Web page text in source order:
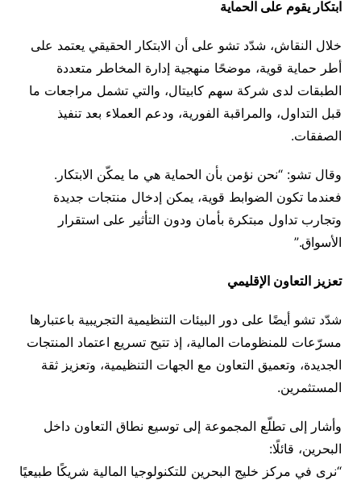
ابتكار يقوم على الحماية
خلال النقاش، شدّد تشو على أن الابتكار الحقيقي يعتمد على
أطر حماية قوية، موضحًا منهجية إدارة المخاطر متعددة
الطبقات لدى شركة سهم كابيتال، والتي تشمل مراجعات ما
قبل التداول، والمراقبة الفورية، ودعم العملاء بعد تنفيذ
الصفقات.
وقال تشو: “نحن نؤمن بأن الحماية هي ما يمكّن الابتكار.
فعندما تكون الضوابط قوية، يمكن إدخال منتجات جديدة
وتجارب تداول مبتكرة بأمان ودون التأثير على استقرار
الأسواق.”
تعزيز التعاون الإقليمي
شدّد تشو أيضًا على دور البيئات التنظيمية التجريبية باعتبارها
مسرّعات للمنظومات المالية، إذ تتيح تسريع اعتماد المنتجات
الجديدة، وتعميق التعاون مع الجهات التنظيمية، وتعزيز ثقة
المستثمرين.
وأشار إلى تطلّع المجموعة إلى توسيع نطاق التعاون داخل
البحرين، قائلًا:
“نرى في مركز خليج البحرين للتكنولوجيا المالية شريكًا طبيعيًا